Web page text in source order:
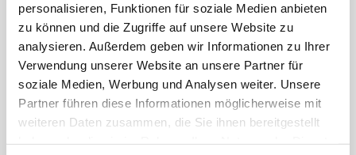
personalisieren, Funktionen für soziale Medien anbieten
zu können und die Zugriffe auf unsere Website zu
analysieren. Außerdem geben wir Informationen zu Ihrer
Verwendung unserer Website an unsere Partner für
soziale Medien, Werbung und Analysen weiter. Unsere
Partner führen diese Informationen möglicherweise mit
weiteren Daten zusammen, die Sie ihnen bereitgestellt
26. June 2026
28th Enjoy Jazz – Closing Night with Brad Mehldau
Solo